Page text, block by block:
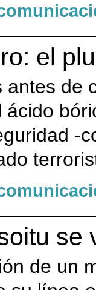
el
antes de
ácido
-
se
de un